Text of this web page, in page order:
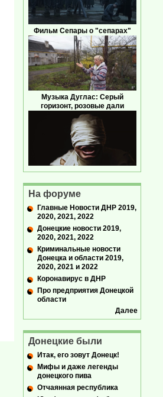
Фильм Сепары о "сепарах"
Музыка Дуглас: Серый
горизонт, розовые дали
На форуме
Главные Новости ДНР 2019,
2020, 2021, 2022
Донецкие новости 2019,
2020, 2021, 2022
Криминальные новости
Донецка и области 2019,
2020, 2021 и 2022
Коронавирус в ДНР
Про предприятия Донецкой
области
Далее
Донецкие были
Итак, его зовут Донецк!
Мифы и даже легенды
донецкого пива
Отчаянная республика